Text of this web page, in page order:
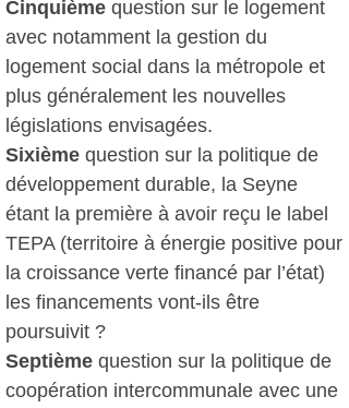
Cinquième question sur le logement
avec notamment la gestion du
logement social dans la métropole et
plus généralement les nouvelles
législations envisagées.
Sixième question sur la politique de
développement durable, la Seyne
étant la première à avoir reçu le label
TEPA (territoire à énergie positive pour
la croissance verte financé par l’état)
les financements vont-ils être
poursuivit ?
Septième question sur la politique de
coopération intercommunale avec une